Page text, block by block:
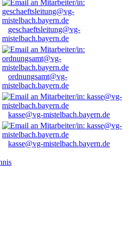
geschaeftsleitung@vg-
mistelbach.bayern.de
ordnungsamt@vg-
mistelbach.bayern.de
kasse@vg-mistelbach.bayern.de
kasse@vg-mistelbach.bayern.de